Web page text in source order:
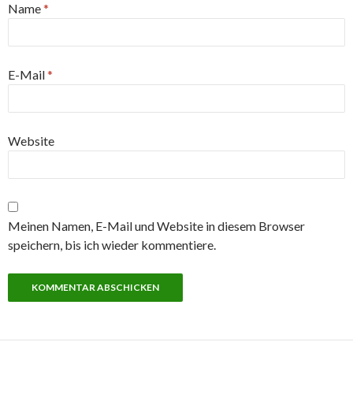
Name*
E-Mail*
Website
Meinen Namen, E-Mail und Website in diesem Browser
speichern, bis ich wieder kommentiere.